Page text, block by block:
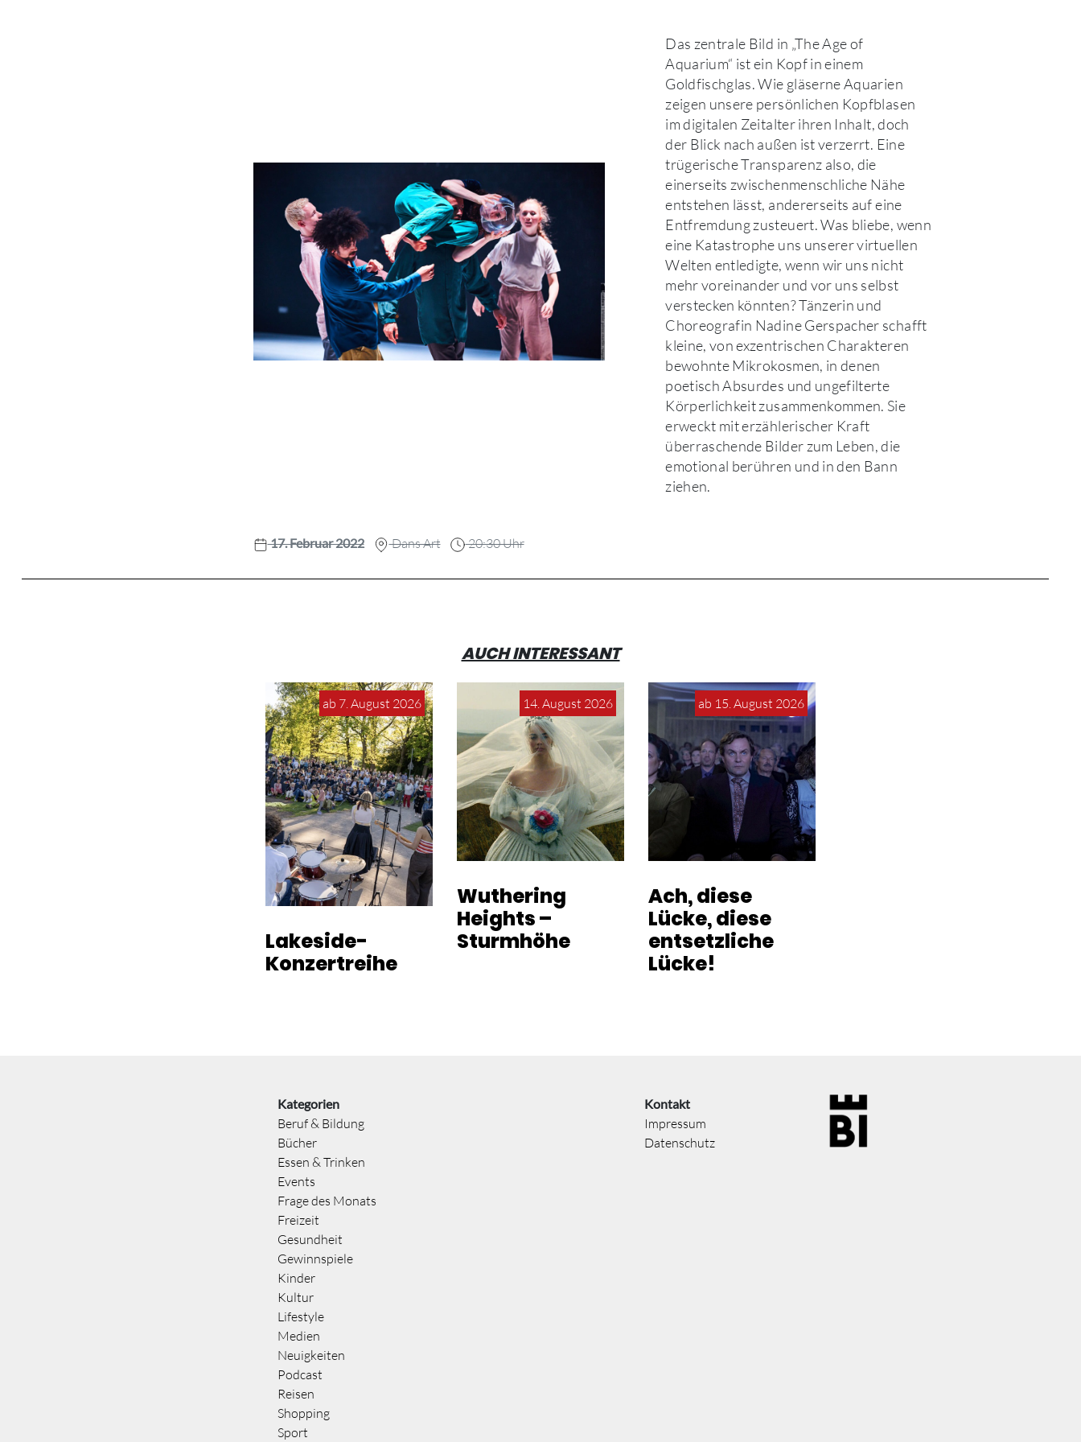
Das zentrale Bild in „The Age of
Aquarium“ ist ein Kopf in einem
Goldfischglas. Wie gläserne Aquarien
zeigen unsere persönlichen Kopfblasen
im digitalen Zeitalter ihren Inhalt, doch
der Blick nach außen ist verzerrt. Eine
trügerische Transparenz also, die
einerseits zwischenmenschliche Nähe
entstehen lässt, andererseits auf eine
Entfremdung zusteuert. Was bliebe, wenn
eine Katastrophe uns unserer virtuellen
Welten entledigte, wenn wir uns nicht
mehr voreinander und vor uns selbst
verstecken könnten? Tänzerin und
Choreografin Nadine Gerspacher schafft
kleine, von exzentrischen Charakteren
bewohnte Mikrokosmen, in denen
poetisch Absurdes und ungefilterte
Körperlichkeit zusammenkommen. Sie
erweckt mit erzählerischer Kraft
überraschende Bilder zum Leben, die
emotional berühren und in den Bann
ziehen.
17. Februar 2022 Dans Art 20:30 Uhr
AUCH INTERESSANT
ab 7. August 2026
Lakeside-
Konzertreihe
14. August 2026
Wuthering
Heights –
Sturmhöhe
ab 15. August 2026
Ach, diese
Lücke, diese
entsetzliche
Lücke!
Kategorien
Beruf & Bildung
Bücher
Essen & Trinken
Events
Frage des Monats
Freizeit
Gesundheit
Gewinnspiele
Kinder
Kultur
Lifestyle
Medien
Neuigkeiten
Podcast
Reisen
Shopping
Sport
Kontakt
Impressum
Datenschutz